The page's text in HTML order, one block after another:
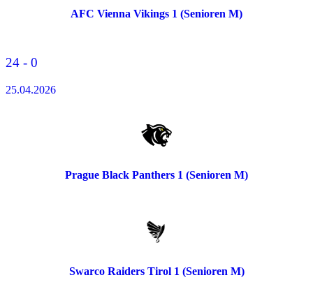
AFC Vienna Vikings 1 (Senioren M)
24 - 0
25.04.2026
Prague Black Panthers 1 (Senioren M)
Swarco Raiders Tirol 1 (Senioren M)